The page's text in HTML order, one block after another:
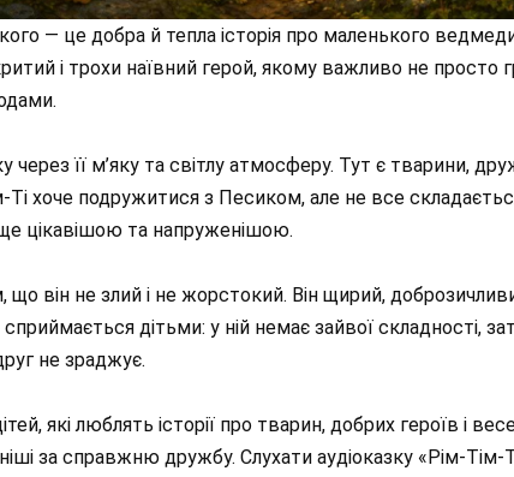
— це добра й тепла історія про маленького
і трохи наївний герой, якому важливо не
через її м’яку та світлу атмосферу. Тут є тварини,
Ті хоче подружитися з Песиком, але не все
ще цікавішою та напруженішою.
він не злий і не жорстокий. Він щирий,
дітьми: у ній немає зайвої складності,
не зраджує.
які люблять історії про тварин, добрих героїв і
за справжню дружбу. Слухати аудіоказку «Рім-